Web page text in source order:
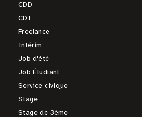
CDD
CDI
Freelance
Intérim
Job d'été
Job Étudiant
Service civique
Stage
Stage de 3ème